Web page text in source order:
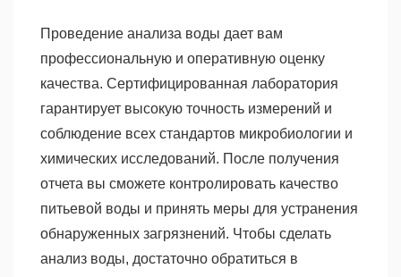
Проведение анализа воды дает вам
профессиональную и оперативную оценку
качества. Сертифицированная лаборатория
гарантирует высокую точность измерений и
соблюдение всех стандартов микробиологии и
химических исследований. После получения
отчета вы сможете контролировать качество
питьевой воды и принять меры для устранения
обнаруженных загрязнений. Чтобы сделать
анализ воды, достаточно обратиться в